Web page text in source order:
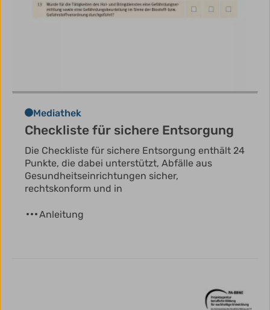
Mediathek
Checkliste für sichere Entsorgung
Die Checkliste für sichere Entsorgung enthält 24
Punkte, die dabei unterstützt, Abfälle aus
Gesundheits­einrichtungen sicher,
rechtskonform und in
Anleitung